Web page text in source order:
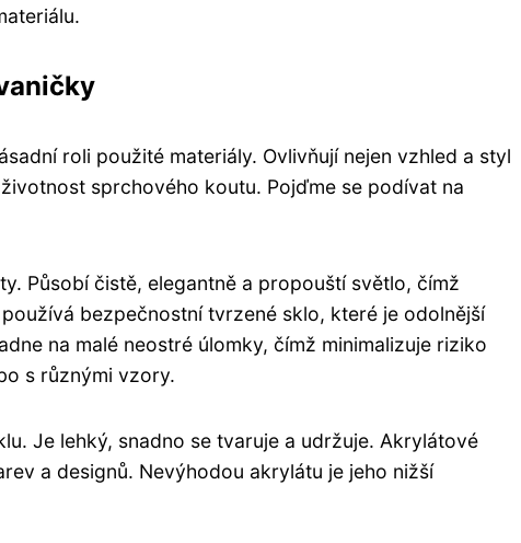
roli použité materiály. Ovlivňují nejen vzhled a styl
sprchového koutu. Pojďme se podívat na
Působí čistě, elegantně a propouští světlo, čímž
bezpečnostní tvrzené sklo, které je odolnější
na malé neostré úlomky, čímž minimalizuje riziko
s různými vzory.
Je lehký, snadno se tvaruje a udržuje. Akrylátové
a designů. Nevýhodou akrylátu je jeho nižší